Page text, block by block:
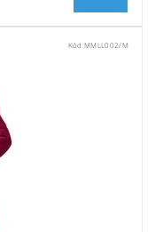
Kód:MMLL002/M